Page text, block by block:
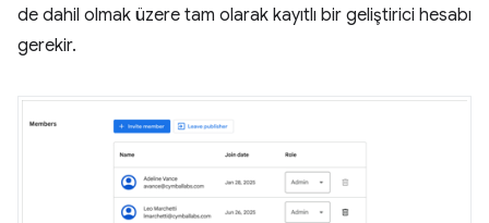
de dahil olmak üzere tam olarak kayıtlı bir geliştirici hesabı
gerekir.